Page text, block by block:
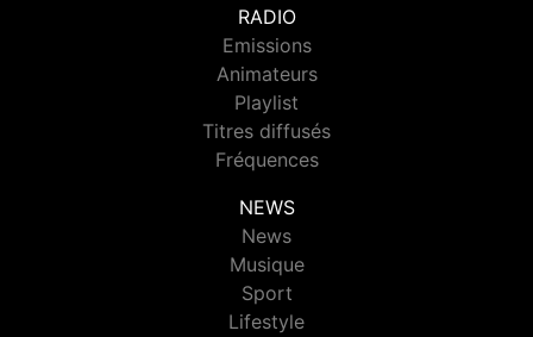
RADIO
Emissions
Animateurs
Playlist
Titres diffusés
Fréquences
NEWS
News
Musique
Sport
Lifestyle